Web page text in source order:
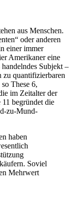
aus Menschen.
oder anderen
einer immer
Amerikaner eine
Subjekt –
zu quantifizierbaren
These 6,
im Zeitalter der
begründet die
zu-Mund-
haben
Soviel
Mehrwert